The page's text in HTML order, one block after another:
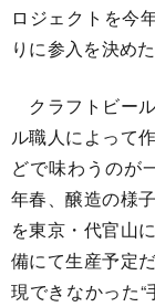
ロジェクトを今
りに参入を決めた
クラフトビー
ル職人によって
どで味わうのが
年春、醸造の様
を東京・代官山
備にて生産予定
現できなかった